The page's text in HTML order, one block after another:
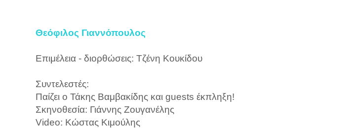
Θεόφιλος Γιαννόπουλος
Επιμέλεια - διορθώσεις: Τζένη Κουκίδου
Συντελεστές:
Παίζει ο Τάκης Βαμβακίδης και guests έκπληξη!
Σκηνοθεσία:​ Γιάννης Ζουγανέλης
Video: Κώστας Κιμούλης